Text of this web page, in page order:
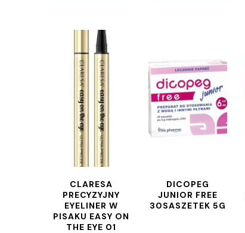
CLARESA
PRECYZYJNY
EYELINER W
PISAKU EASY ON
THE EYE 01
DICOPEG
JUNIOR FREE
30SASZETEK 5G